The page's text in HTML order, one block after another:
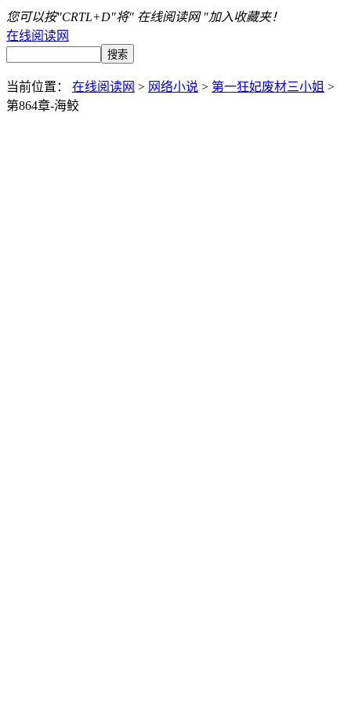
您可以按"CRTL+D"将" 在线阅读网 "加入收藏夹！
在线阅读网
当前位置： 在线阅读网 > 网络小说 > 第一狂妃废材三小姐 >
第864章-海鲛